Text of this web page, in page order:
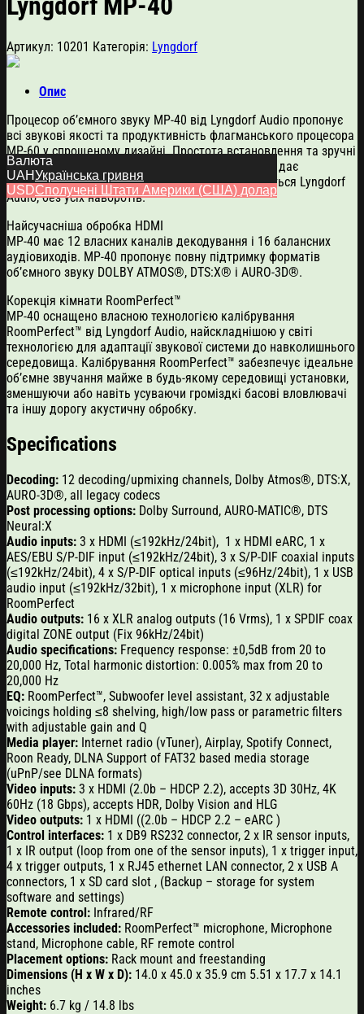
Артикул: 10201 Категорія: Lyngdorf
Опис
Процесор об’ємного звуку MP-40 від Lyngdorf Audio пропонує
всі звукові якості та продуктивність флагманського процесора
MP-60 у спрощеному дизайні. Простота встановлення та зручні
функції доповнюються спрощеною функцією, що дає
можливість відчути продуктивність, якою славиться Lyngdorf
Audio, без усіх наворотів.
Найсучасніша обробка HDMI
MP-40 має 12 власних каналів декодування і 16 балансних
аудіовиходів. MP-40 пропонує повну підтримку форматів
об’ємного звуку DOLBY ATMOS®, DTS:X® і AURO-3D®.
Корекція кімнати RoomPerfect™
MP-40 оснащено власною технологією калібрування
RoomPerfect™ від Lyngdorf Audio, найскладнішою у світі
технологією для адаптації звукової системи до навколишнього
середовища. Калібрування RoomPerfect™ забезпечує ідеальне
об’ємне звучання майже в будь-якому середовищі установки,
зменшуючи або навіть усуваючи громіздкі басові вловлювачі
та іншу дорогу акустичну обробку.
Specifications
Decoding: 12 decoding/upmixing channels, Dolby Atmos®, DTS:X,
AURO-3D®, all legacy codecs
Post processing options: Dolby Surround, AURO-MATIC®, DTS
Neural:X
Audio inputs: 3 x HDMI (≤192kHz/24bit), 1 x HDMI eARC, 1 x
AES/EBU S/P-DIF input (≤192kHz/24bit), 3 x S/P-DIF coaxial inputs
(≤192kHz/24bit), 4 x S/P-DIF optical inputs (≤96Hz/24bit), 1 x USB
audio input (≤192kHz/32bit), 1 x microphone input (XLR) for
RoomPerfect
Audio outputs: 16 x XLR analog outputs (16 Vrms), 1 x SPDIF coax
digital ZONE output (Fix 96kHz/24bit)
Audio specifications: Frequency response: ±0,5dB from 20 to
20,000 Hz, Total harmonic distortion: 0.005% max from 20 to
20,000 Hz
EQ: RoomPerfect™, Subwoofer level assistant, 32 x adjustable
voicings holding ≤8 shelving, high/low pass or parametric filters
with adjustable gain and Q
Media player: Internet radio (vTuner), Airplay, Spotify Connect,
Roon Ready, DLNA Support of FAT32 based media storage
(uPnP/see DLNA formats)
Video inputs: 3 x HDMI (2.0b – HDCP 2.2), accepts 3D 30Hz, 4K
60Hz (18 Gbps), accepts HDR, Dolby Vision and HLG
Video outputs: 1 x HDMI ((2.0b – HDCP 2.2 – eARC )
Control interfaces: 1 x DB9 RS232 connector, 2 x IR sensor inputs,
1 x IR output (loop from one of the sensor inputs), 1 x trigger input,
4 x trigger outputs, 1 x RJ45 ethernet LAN connector, 2 x USB A
connectors, 1 x SD card slot , (Backup – storage for system
software and settings)
Remote control: Infrared/RF
Accessories included: RoomPerfect™ microphone, Microphone
stand, Microphone cable, RF remote control
Placement options: Rack mount and freestanding
Dimensions (H x W x D): 14.0 x 45.0 x 35.9 cm 5.51 x 17.7 x 14.1
inches
Weight: 6.7 kg / 14.8 lbs
Валюта
UAHУкраїнська гривня
USDСполучені Штати Америки (США) долар